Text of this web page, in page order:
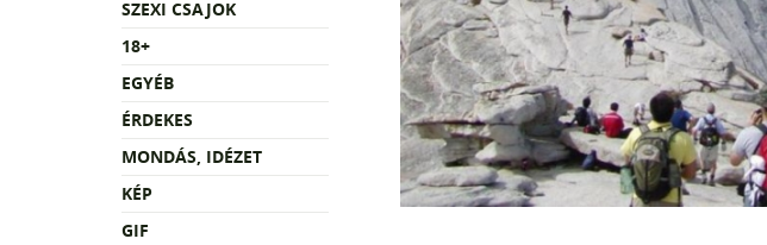
SZEXI CSAJOK
18+
EGYÉB
ÉRDEKES
MONDÁS, IDÉZET
KÉP
GIF